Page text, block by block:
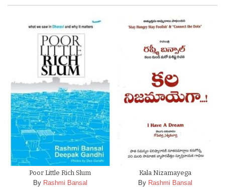
Poor Little Rich Slum
By Rashmi Bansal
Kala Nizamayega
By Rashmi Bansal